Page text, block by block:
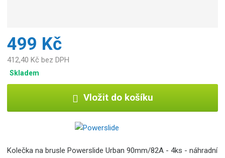
499 Kč
412,40 Kč bez DPH
Skladem
Vložit do košíku
Kolečka na brusle Powerslide Urban 90mm/82A - 4ks - náhradní